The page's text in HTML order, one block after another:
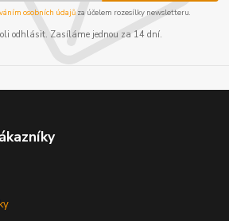
osobních údajůza účelem rozesílky newsletteru.
odhlásit. Zasíláme jednou za 14 dní.